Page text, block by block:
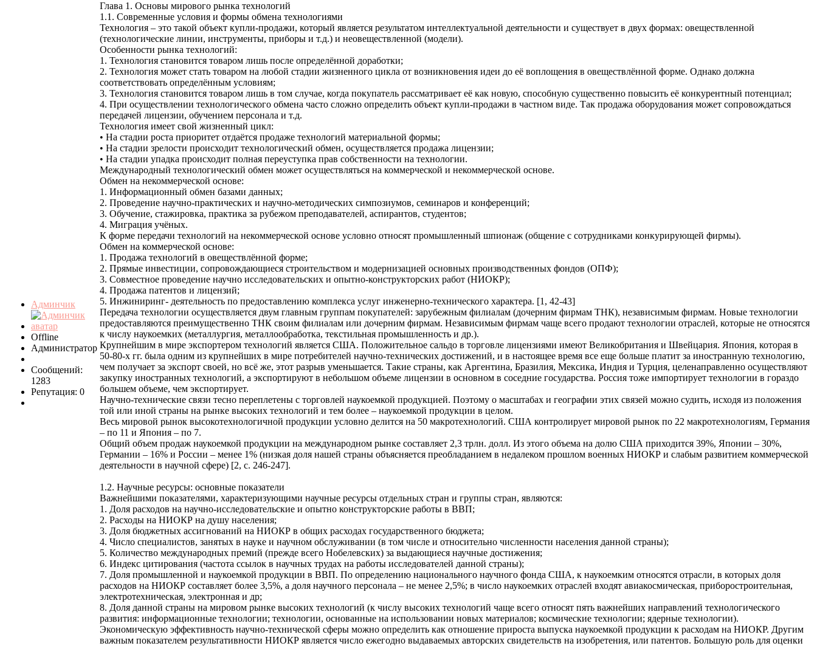
Админчик
Offline
Администратор
Сообщений:
1283
Репутация: 0
Глава 1. Основы мирового рынка технологий
1.1. Современные условия и формы обмена технологиями
Технология – это такой объект купли-продажи, который является результатом интеллектуальной деятельности и существует в двух формах: овеществленной
(технологические линии, инструменты, приборы и т.д.) и неовеществленной (модели).
Особенности рынка технологий:
1. Технология становится товаром лишь после определённой доработки;
2. Технология может стать товаром на любой стадии жизненного цикла от возникновения идеи до её воплощения в овеществлённой форме. Однако должна
соответствовать определённым условиям;
3. Технология становится товаром лишь в том случае, когда покупатель рассматривает её как новую, способную существенно повысить её конкурентный потенциал;
4. При осуществлении технологического обмена часто сложно определить объект купли-продажи в частном виде. Так продажа оборудования может сопровождаться
передачей лицензии, обучением персонала и т.д.
Технология имеет свой жизненный цикл:
• На стадии роста приоритет отдаётся продаже технологий материальной формы;
• На стадии зрелости происходит технологический обмен, осуществляется продажа лицензии;
• На стадии упадка происходит полная переуступка прав собственности на технологии.
Международный технологический обмен может осуществляться на коммерческой и некоммерческой основе.
Обмен на некоммерческой основе:
1. Информационный обмен базами данных;
2. Проведение научно-практических и научно-методических симпозиумов, семинаров и конференций;
3. Обучение, стажировка, практика за рубежом преподавателей, аспирантов, студентов;
4. Миграция учёных.
К форме передачи технологий на некоммерческой основе условно относят промышленный шпионаж (общение с сотрудниками конкурирующей фирмы).
Обмен на коммерческой основе:
1. Продажа технологий в овеществлённой форме;
2. Прямые инвестиции, сопровождающиеся строительством и модернизацией основных производственных фондов (ОПФ);
3. Совместное проведение научно исследовательских и опытно-конструкторских работ (НИОКР);
4. Продажа патентов и лицензий;
5. Инжиниринг- деятельность по предоставлению комплекса услуг инженерно-технического характера. [1, 42-43]
Передача технологии осуществляется двум главным группам покупателей: зарубежным филиалам (дочерним фирмам ТНК), независимым фирмам. Новые технологии
предоставляются преимущественно ТНК своим филиалам или дочерним фирмам. Независимым фирмам чаще всего продают технологии отраслей, которые не относятся
к числу наукоемких (металлургия, металлообработка, текстильная промышленность и др.).
Крупнейшим в мире экспортером технологий является США. Положительное сальдо в торговле лицензиями имеют Великобритания и Швейцария. Япония, которая в
50-80-х гг. была одним из крупнейших в мире потребителей научно-технических достижений, и в настоящее время все еще больше платит за иностранную технологию,
чем получает за экспорт своей, но всё же, этот разрыв уменьшается. Такие страны, как Аргентина, Бразилия, Мексика, Индия и Турция, целенаправленно осуществляют
закупку иностранных технологий, а экспортируют в небольшом объеме лицензии в основном в соседние государства. Россия тоже импортирует технологии в гораздо
большем объеме, чем экспортирует.
Научно-технические связи тесно переплетены с торговлей наукоемкой продукцией. Поэтому о масштабах и географии этих связей можно судить, исходя из положения
той или иной страны на рынке высоких технологий и тем более – наукоемкой продукции в целом.
Весь мировой рынок высокотехнологичной продукции условно делится на 50 макротехнологий. США контролирует мировой рынок по 22 макротехнологиям, Германия
– по 11 и Япония – по 7.
Общий объем продаж наукоемкой продукции на международном рынке составляет 2,3 трлн. долл. Из этого объема на долю США приходится 39%, Японии – 30%,
Германии – 16% и России – менее 1% (низкая доля нашей страны объясняется преобладанием в недалеком прошлом военных НИОКР и слабым развитием коммерческой
деятельности в научной сфере) [2, с. 246-247].
1.2. Научные ресурсы: основные показатели
Важнейшими показателями, характеризующими научные ресурсы отдельных стран и группы стран, являются:
1. Доля расходов на научно-исследовательские и опытно конструкторские работы в ВВП;
2. Расходы на НИОКР на душу населения;
3. Доля бюджетных ассигнований на НИОКР в общих расходах государственного бюджета;
4. Число специалистов, занятых в науке и научном обслуживании (в том числе и относительно численности населения данной страны);
5. Количество международных премий (прежде всего Нобелевских) за выдающиеся научные достижения;
6. Индекс цитирования (частота ссылок в научных трудах на работы исследователей данной страны);
7. Доля промышленной и наукоемкой продукции в ВВП. По определению национального научного фонда США, к наукоемким относятся отрасли, в которых доля
расходов на НИОКР составляет более 3,5%, а доля научного персонала – не менее 2,5%; в число наукоемких отраслей входят авиакосмическая, приборостроительная,
электротехническая, электронная и др;
8. Доля данной страны на мировом рынке высоких технологий (к числу высоких технологий чаще всего относят пять важнейших направлений технологического
развития: информационные технологии; технологии, основанные на использовании новых материалов; космические технологии; ядерные технологии).
Экономическую эффективность научно-технической сферы можно определить как отношение прироста выпуска наукоемкой продукции к расходам на НИОКР. Другим
важным показателем результативности НИОКР является число ежегодно выдаваемых авторских свидетельств на изобретения, или патентов. Большую роль для оценки